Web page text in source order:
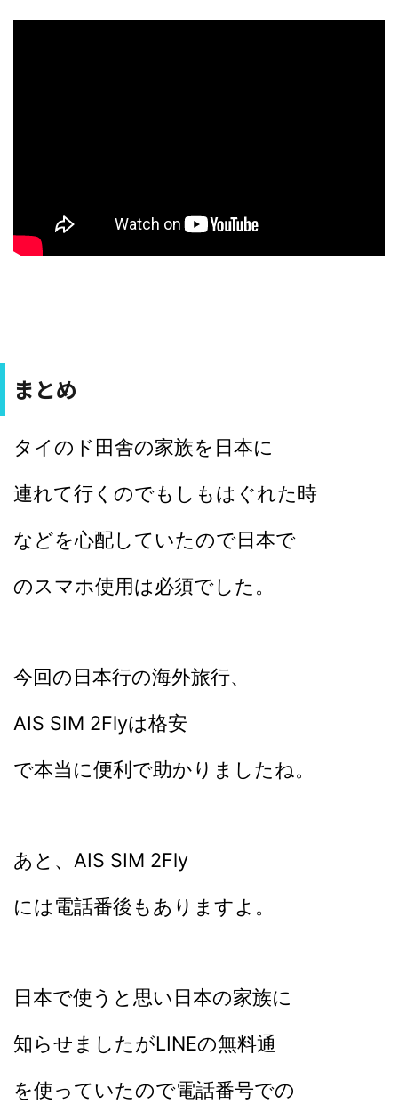
まとめ
タイのド田舎の家族を日本に
連れて行くのでもしもはぐれた時
などを心配していたので日本で
のスマホ使用は必須でした。
今回の日本行の海外旅行、
AIS SIM 2Flyは格安
で本当に便利で助かりましたね。
あと、AIS SIM 2Fly
には電話番後もありますよ。
日本で使うと思い日本の家族に
知らせましたがLINEの無料通
を使っていたので電話番号での